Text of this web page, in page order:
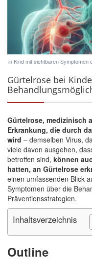
in Kind mit sichtbaren Symptomen
Gürtelrose bei
Gürtelrose, medizinisch
Erkrankung, die durch
wird – demselben Virus,
viele davon ausgehen,
betroffen sind, können
hatten, an Gürtelrose
einen umfassenden Blick
Symptomen über die
Präventionsstrategien.
Inhaltsverzeichnis
Outline